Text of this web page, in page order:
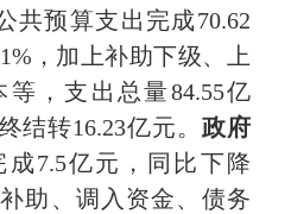
共预算支出完成70.62
，加上补助下级、上
，支出总量84.55亿
结转16.23亿元。 政府
成7.5亿元，同比下降
助、调入资金、债务